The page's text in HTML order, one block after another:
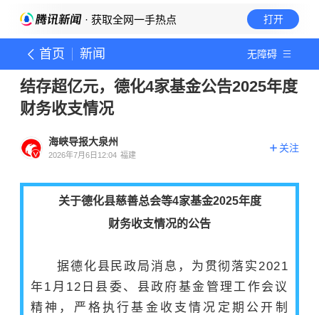
· 获取全网一手热点 打开
首页 新闻 无障碍
结存超亿元，德化4家基金公告2025年度
财务收支情况
海峡导报大泉州
2026年7月6日12:04 福建
关注
关于德化县慈善总会等4家基金2025年度
财务收支情况的公告
据德化县民政局消息，为贯彻落实2021
年1月12日县委、县政府基金管理工作会议
精神，严格执行基金收支情况定期公开制